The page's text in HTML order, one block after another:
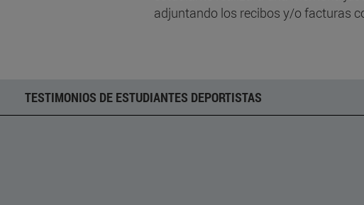
adjuntando los recibos y/o facturas
TESTIMONIOS DE ESTUDIANTES DEPORTISTAS